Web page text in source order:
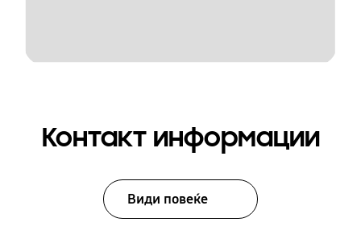
Контакт информации
Види повеќе